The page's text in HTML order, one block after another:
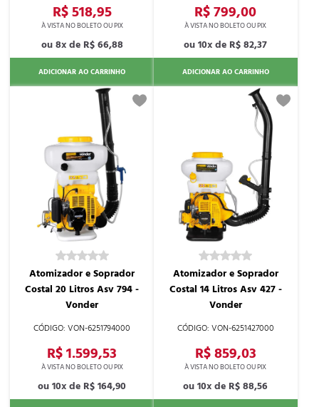
R$ 518,95
8x de R$ 66,88
ADICIONAR AO CARRINHO
R$ 799,00
10x de R$ 82,37
ADICIONAR AO CARRINHO
VON-6251794000
Atomizador e Soprador
Costal 20 Litros Asv 794 -
Vonder
R$ 1.599,53
10x de R$ 164,90
VON-6251427000
Atomizador e Soprador
Costal 14 Litros Asv 427 -
Vonder
R$ 859,03
10x de R$ 88,56